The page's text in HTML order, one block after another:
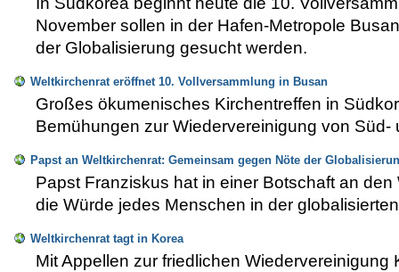
November sollen in der Hafen-Metropole
der Globalisierung gesucht werden.
Weltkirchenrat eröffnet 10. Vollversammlung in Busan
Großes ökumenisches Kirchentreffen in
Bemühungen zur Wiedervereinigung von
Papst an Weltkirchenrat: Gemeinsam gegen Nöte der
Papst Franziskus hat in einer Botschaft an
die Würde jedes Menschen in der
Weltkirchenrat tagt in Korea
Mit Appellen zur friedlichen